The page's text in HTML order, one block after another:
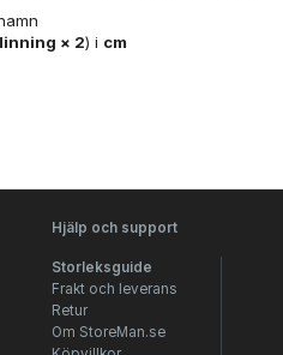
linning × 2) i cm
Hjälp och support
Storleksguide
Frakt och leverans
Retur
Om StoreMan.se